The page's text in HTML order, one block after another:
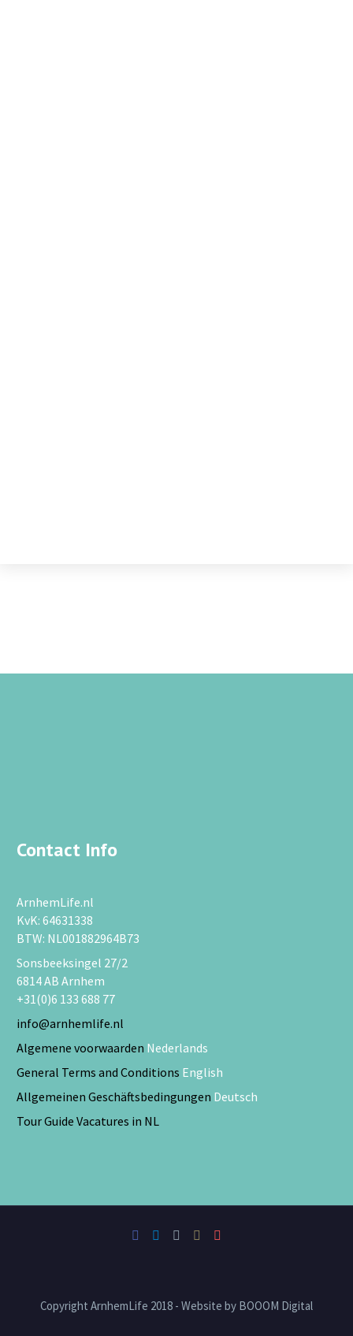
Contact Info
ArnhemLife.nl
KvK: 64631338
BTW: NL001882964B73
Sonsbeeksingel 27/2
6814 AB Arnhem
+31(0)6 133 688 77
info@arnhemlife.nl
Algemene voorwaarden Nederlands
General Terms and Conditions English
Allgemeinen Geschäftsbedingungen Deutsch
Tour Guide Vacatures in NL
Copyright ArnhemLife 2018 - Website by BOOOM Digital